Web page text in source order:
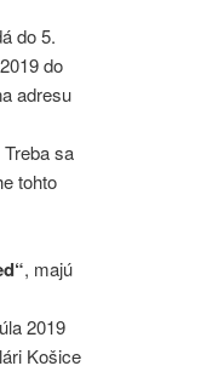
do 5.
do
adresu
Treba sa
tohto
, majú
2019
Košice